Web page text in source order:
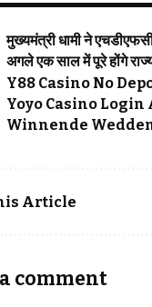
मुख्यमंत्री धामी ने
अगले एक साल में पूरे होंगे
Y88 Casino No
Yoyo Casino Login
Winnende
Article
comment